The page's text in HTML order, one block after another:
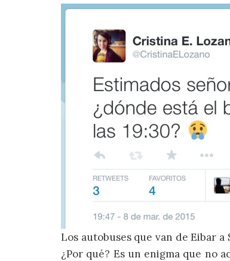
Los autobuses que van de Eibar
¿Por qué? Es un enigma que no